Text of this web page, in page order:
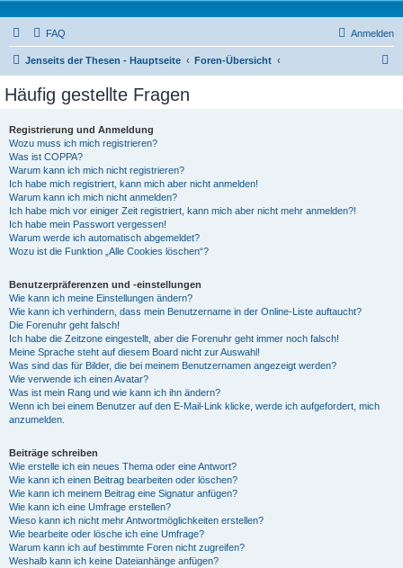
FAQ Anmelden
Jenseits der Thesen - Hauptseite Foren-Übersicht
Häufig gestellte Fragen
Registrierung und Anmeldung
Wozu muss ich mich registrieren?
Was ist COPPA?
Warum kann ich mich nicht registrieren?
Ich habe mich registriert, kann mich aber nicht anmelden!
Warum kann ich mich nicht anmelden?
Ich habe mich vor einiger Zeit registriert, kann mich aber nicht mehr anmelden?!
Ich habe mein Passwort vergessen!
Warum werde ich automatisch abgemeldet?
Wozu ist die Funktion „Alle Cookies löschen“?
Benutzerpräferenzen und -einstellungen
Wie kann ich meine Einstellungen ändern?
Wie kann ich verhindern, dass mein Benutzername in der Online-Liste auftaucht?
Die Forenuhr geht falsch!
Ich habe die Zeitzone eingestellt, aber die Forenuhr geht immer noch falsch!
Meine Sprache steht auf diesem Board nicht zur Auswahl!
Was sind das für Bilder, die bei meinem Benutzernamen angezeigt werden?
Wie verwende ich einen Avatar?
Was ist mein Rang und wie kann ich ihn ändern?
Wenn ich bei einem Benutzer auf den E-Mail-Link klicke, werde ich aufgefordert, mich
anzumelden.
Beiträge schreiben
Wie erstelle ich ein neues Thema oder eine Antwort?
Wie kann ich einen Beitrag bearbeiten oder löschen?
Wie kann ich meinem Beitrag eine Signatur anfügen?
Wie kann ich eine Umfrage erstellen?
Wieso kann ich nicht mehr Antwortmöglichkeiten erstellen?
Wie bearbeite oder lösche ich eine Umfrage?
Warum kann ich auf bestimmte Foren nicht zugreifen?
Weshalb kann ich keine Dateianhänge anfügen?